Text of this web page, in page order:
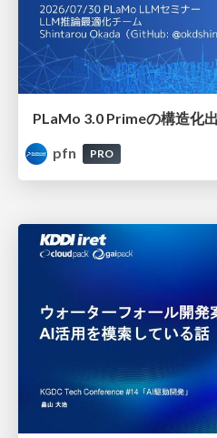
PLaMo 3.0 Primeの構造化
pfn
PRO